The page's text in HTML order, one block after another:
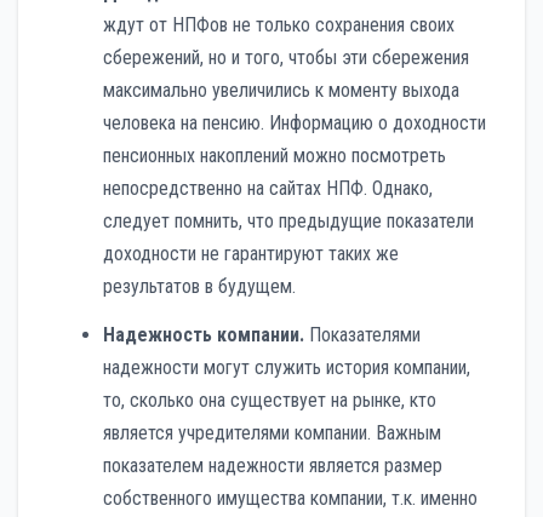
ждут от НПФов не только сохранения своих
сбережений, но и того, чтобы эти сбережения
максимально увеличились к моменту выхода
человека на пенсию. Информацию о доходности
пенсионных накоплений можно посмотреть
непосредственно на сайтах НПФ. Однако,
следует помнить, что предыдущие показатели
доходности не гарантируют таких же
результатов в будущем.
Надежность компании. Показателями
надежности могут служить история компании,
то, сколько она существует на рынке, кто
является учредителями компании. Важным
показателем надежности является размер
собственного имущества компании, т.к. именно